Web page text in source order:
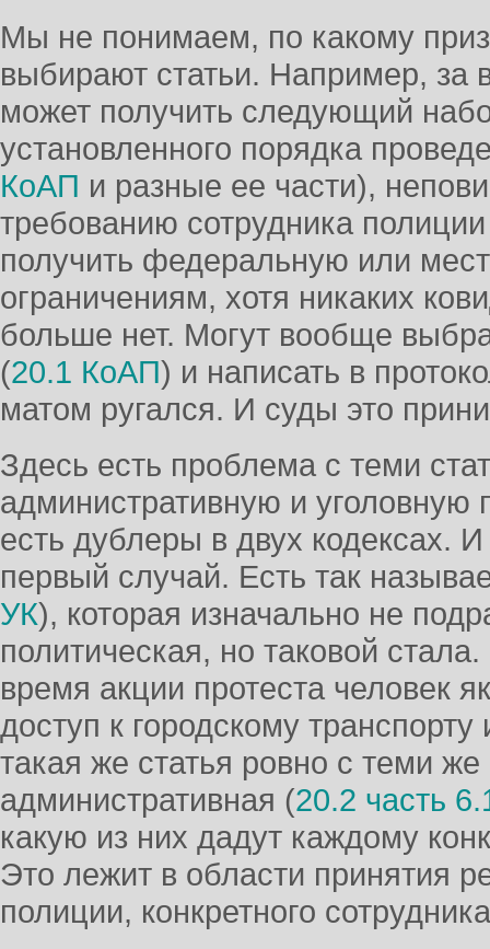
Мы не понимаем, по какому
выбирают статьи. Например, за
может получить следующий
установленного порядка
КоАП и разные ее части),
требованию сотрудника
получить федеральную или
ограничениям, хотя никаких
больше нет. Могут вообще
(20.1 КоАП) и написать в
матом ругался. И суды это
Здесь есть проблема с теми
административную и уголовную
есть дублеры в двух кодексах.
первый случай. Есть так
УК), которая изначально не
политическая, но таковой
время акции протеста человек
доступ к городскому
такая же статья ровно с теми
административная (20.2 часть
какую из них дадут каждому
Это лежит в области принятия
полиции, конкретного